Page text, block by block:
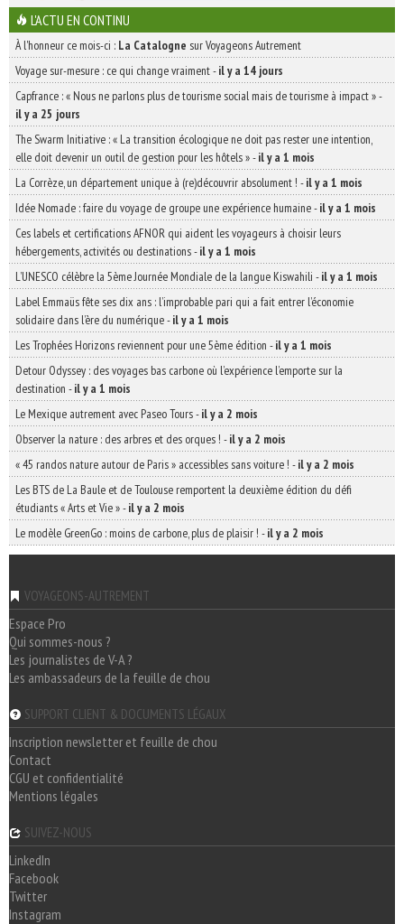
L'ACTU EN CONTINU
À l'honneur ce mois-ci : La Catalogne sur Voyageons Autrement
Voyage sur-mesure : ce qui change vraiment-il y a 14 jours
Capfrance : « Nous ne parlons plus de tourisme social mais de tourisme à impact »-
il y a 25 jours
The Swarm Initiative : « La transition écologique ne doit pas rester une intention,
elle doit devenir un outil de gestion pour les hôtels »-il y a 1 mois
La Corrèze, un département unique à (re)découvrir absolument ! -il y a 1 mois
Idée Nomade : faire du voyage de groupe une expérience humaine-il y a 1 mois
Ces labels et certifications AFNOR qui aident les voyageurs à choisir leurs
hébergements, activités ou destinations-il y a 1 mois
L’UNESCO célèbre la 5ème Journée Mondiale de la langue Kiswahili -il y a 1 mois
Label Emmaüs fête ses dix ans : l’improbable pari qui a fait entrer l’économie
solidaire dans l’ère du numérique-il y a 1 mois
Les Trophées Horizons reviennent pour une 5ème édition -il y a 1 mois
Detour Odyssey : des voyages bas carbone où l’expérience l’emporte sur la
destination -il y a 1 mois
Le Mexique autrement avec Paseo Tours-il y a 2 mois
Observer la nature : des arbres et des orques ! -il y a 2 mois
« 45 randos nature autour de Paris » accessibles sans voiture ! -il y a 2 mois
Les BTS de La Baule et de Toulouse remportent la deuxième édition du défi
étudiants « Arts et Vie »-il y a 2 mois
Le modèle GreenGo : moins de carbone, plus de plaisir ! -il y a 2 mois
VOYAGEONS-AUTREMENT
Espace Pro
Qui sommes-nous ?
Les journalistes de V-A ?
Les ambassadeurs de la feuille de chou
SUPPORT CLIENT & DOCUMENTS LÉGAUX
Inscription newsletter et feuille de chou
Contact
CGU et confidentialité
Mentions légales
SUIVEZ-NOUS
LinkedIn
Facebook
Twitter
Instagram